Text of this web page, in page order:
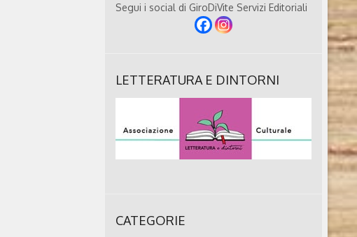
Segui i social di GiroDiVite Servizi Editoriali
LETTERATURA E DINTORNI
CATEGORIE